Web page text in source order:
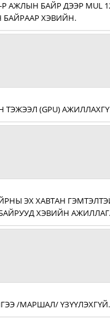
Р АЖЛЫН БАЙР ДЭЭР MUL
БАЙРААР ХЭВИЙН.
(GPU)
ЭХ ХАВТАН
БАЙРУУД ХЭВИЙН
/МАРШАЛ/ ҮЗҮҮЛЭХГҮЙ.